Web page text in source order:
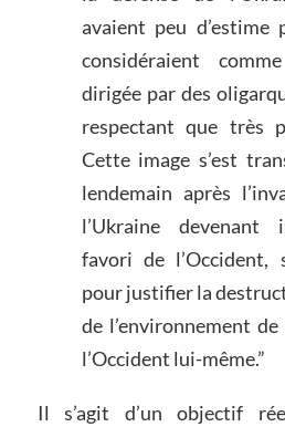
avaient peu d’estime
considéraient
dirigée par des
respectant que très
Cette image s’est
lendemain après
l’Ukraine devenant
favori de l’Occident,
pour justifier la
de l’environnement
l’Occident lui-même.”
Il s’agit d’un objectif